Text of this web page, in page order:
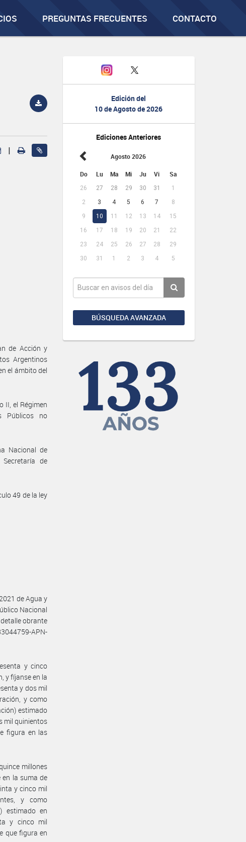
PREGUNTAS FRECUENTES CONTACTO
Edición del
10 de Agosto de 2026
Ediciones Anteriores
Agosto 2026
Do Lu Ma Mi Ju Vi Sa
26 27 28 29 30 31
1
2
3 4 5 6 7
8
9
10 11 12 13 14
15
16
17 18 19 20 21
22
23
24 25 26 27 28
29
30
31 1 2 3 4 5
BÚSQUEDA AVANZADA
|
de Acción y
Argentinos
el ámbito del
II, el Régimen
Públicos no
Nacional de
de
49 de la ley
de Agua y
Nacional
obrante
APN-
y cinco
y fíjanse en la
y dos mil
y como
estimado
mil quinientos
figura en las
millones
en la suma de
y cinco mil
y como
estimado en
y cinco mil
que figura en